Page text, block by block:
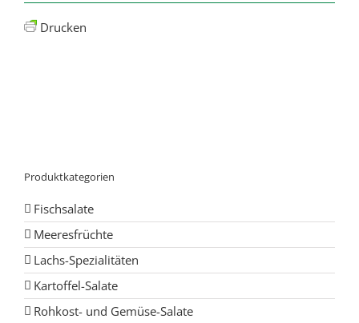
Drucken
Produktkategorien
Fischsalate
Meeresfrüchte
Lachs-Spezialitäten
Kartoffel-Salate
Rohkost- und Gemüse-Salate